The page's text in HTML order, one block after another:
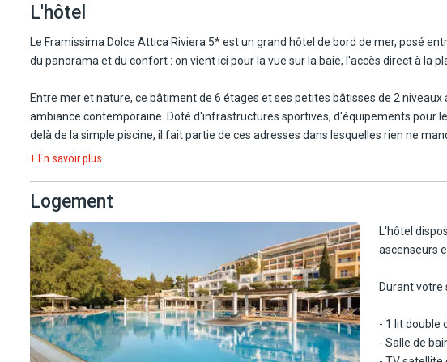
Le centre-ville d'Athènes à 37 km, accessible en transport en commun
musée archéologique, la relève de la garde...
L'aéroport international d'Athènes est à 15 km (environ 20 min de route selon
C'est une situation intéressante pour les clients qui veulent voir la Grèce antique
est à moins de 100 m.
L'hôtel
Le Framissima Dolce Attica Riviera 5* est un grand hôtel de bord de mer, posé
du panorama et du confort : on vient ici pour la vue sur la baie, l'accès direct à la
Entre mer et nature, ce bâtiment de 6 étages et ses petites bâtisses de 2
ambiance contemporaine. Doté d'infrastructures sportives, d'équipements pour
delà de la simple piscine, il fait partie de ces adresses dans lesquelles rien ne
À noter : mise en place du concept Framisima du 15/4/26 au 10/10/26. Avant et
rubriques dédiées).
+ En savoir plus
Logement
L'hôtel
ascenseurs
Durant votre
- 1 lit double
- Salle de